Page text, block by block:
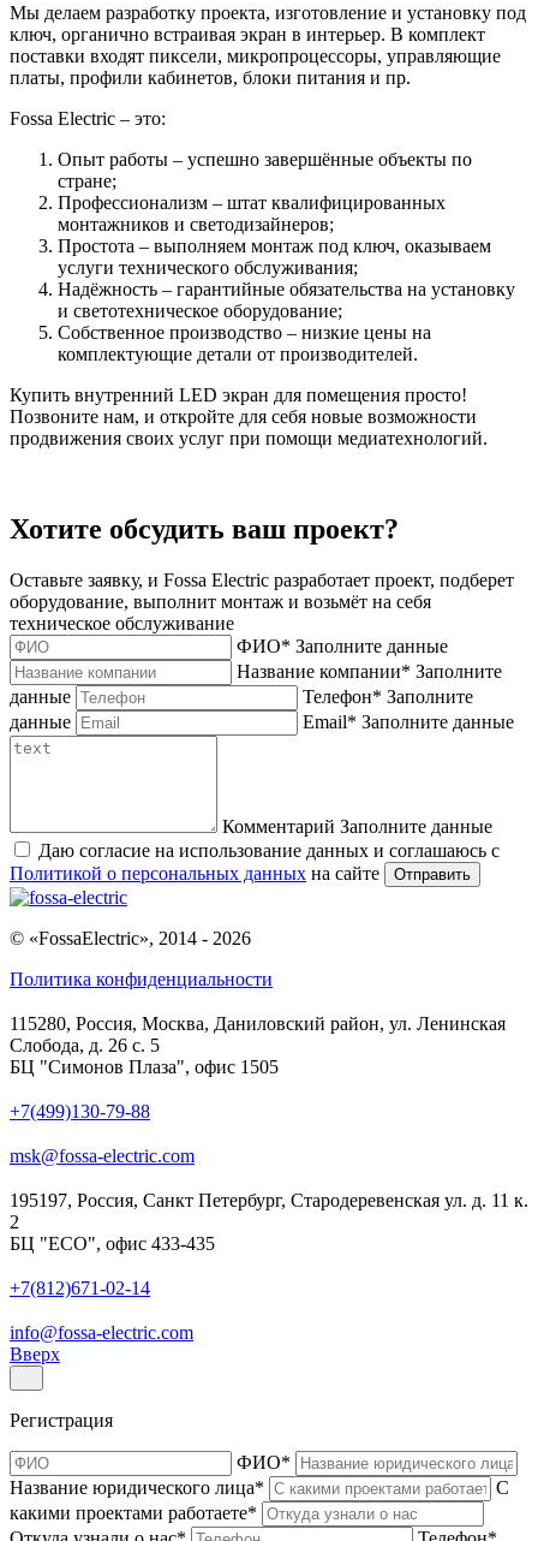
Мы делаем разработку проекта, изготовление и установку под
ключ, органично встраивая экран в интерьер. В комплект
поставки входят пиксели, микропроцессоры, управляющие
платы, профили кабинетов, блоки питания и пр.
Fossa Electric – это:
Опыт работы – успешно завершённые объекты по
стране;
Профессионализм – штат квалифицированных
монтажников и светодизайнеров;
Простота – выполняем монтаж под ключ, оказываем
услуги технического обслуживания;
Надёжность – гарантийные обязательства на установку
и светотехническое оборудование;
Собственное производство – низкие цены на
комплектующие детали от производителей.
Купить внутренний LED экран для помещения просто!
Позвоните нам, и откройте для себя новые возможности
продвижения своих услуг при помощи медиатехнологий.
Хотите обсудить ваш проект?
Оставьте заявку, и Fossa Electric разработает проект, подберет
оборудование, выполнит монтаж и возьмёт на себя
техническое обслуживание
ФИО* Заполните данные
Название компании* Заполните
данные
Телефон* Заполните
данные
Email* Заполните данные
Комментарий Заполните данные
Даю согласие на использование данных и соглашаюсь с
Политикой о персональных данных на сайте Отправить
© «FossaElectric», 2014 - 2026
Политика конфиденциальности
115280, Россия, Москва, Даниловский район, ул. Ленинская
Слобода, д. 26 с. 5
БЦ "Симонов Плаза", офис 1505
+7(499)130-79-88
msk@fossa-electric.com
195197, Россия, Санкт Петербург, Стародеревенская ул. д. 11 к.
2
БЦ "ECO", офис 433-435
+7(812)671-02-14
info@fossa-electric.com
Вверх
Регистрация
ФИО*
Название юридического лица*
С
какими проектами работаете*